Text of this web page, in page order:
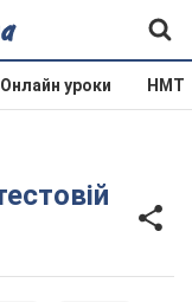
Онлайн уроки НМТ